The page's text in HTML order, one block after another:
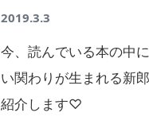
2019.3.3
今、読んでいる本の中
い関わりが生まれる新
紹介します♡